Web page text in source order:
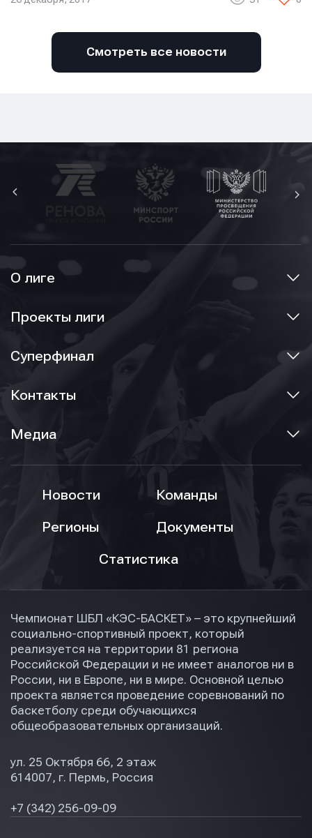
Смотреть все новости
О лиге
Проекты лиги
Суперфинал
Контакты
Медиа
Новости
Команды
Регионы
Документы
Статистика
Чемпионат ШБЛ «КЭС-БАСКЕТ» – это крупнейший
социально-спортивный проект, который
реализуется на территории 81 региона
Российской Федерации и не имеет аналогов ни в
России, ни в Европе, ни в мире. Основной целью
проекта является проведение соревнований по
баскетболу среди обучающихся
общеобразовательных организаций.
ул. 25 Октября 66, 2 этаж
614007, г. Пермь, Россия
+7 (342) 256-09-09